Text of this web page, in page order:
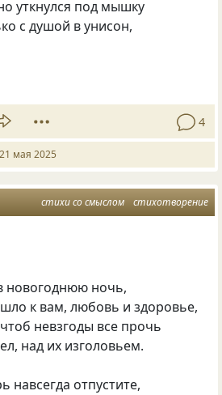
уткнулся под мышку
с душой в унисон,
4
21 мая 2025
стихи со смыслом стихотворение
новогоднюю ночь,
к вам, любовь и здоровье,
невзгоды все прочь
над их изголовьем.
навсегда отпустите,